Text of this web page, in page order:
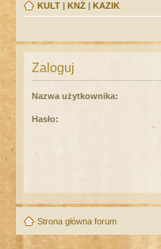
KULT | KNŻ | KAZIK
Zaloguj
Nazwa użytkownika:
Hasło:
Strona główna forum